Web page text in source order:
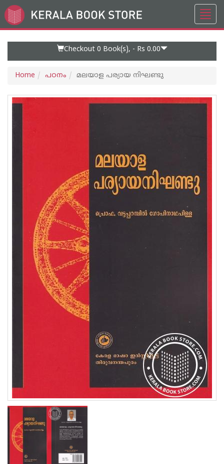
Go
to
Checkout 0 Book(s), - Rs 0.00
Home പഠനം മലയാള പര്യായ നിഘണ്ടു